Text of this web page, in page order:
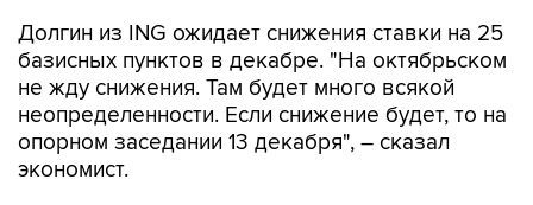
Долгин из ING ожидает снижения ставки на 25
базисных пунктов в декабре. "На октябрьском
не жду снижения. Там будет много всякой
неопределенности. Если снижение будет, то на
опорном заседании 13 декабря", – сказал
экономист.